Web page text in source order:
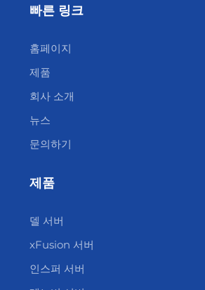
빠른 링크
홈페이지
제품
회사 소개
뉴스
문의하기
제품
델 서버
xFusion 서버
인스퍼 서버